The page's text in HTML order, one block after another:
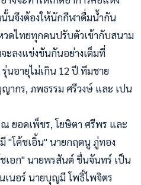
นั้นจึงต้องให้นักกีฬาดื่มน้ำกัน
ดไทยทุกคนปรับตัวเข้ากับสนาม
ะลงแข่งขันกันอย่างเต็มที่
นอายุไม่เกิน 12 ปี ทีมชาย
กร, ภพธรรม ศรีวงษ์ และ เปน
ยอดเพ็ชร, โยษิตา ศรีพร และ
"โค้ชเอิ้น" นายกฤตนู ภู่ทอง
เอก" นายพรสันต์ ชื่นจันทร์ เป็น
นอร์ นายบุญมี โพธิ์ไพจิตร